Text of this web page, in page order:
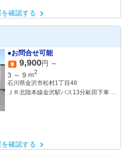
確認する
●お問合せ可能
9,900円 ～
3 ～ 9 m2
石川県金沢市松村1丁目48
ＪＲ北陸本線金沢駅バス13分畝田下車 徒
確認する